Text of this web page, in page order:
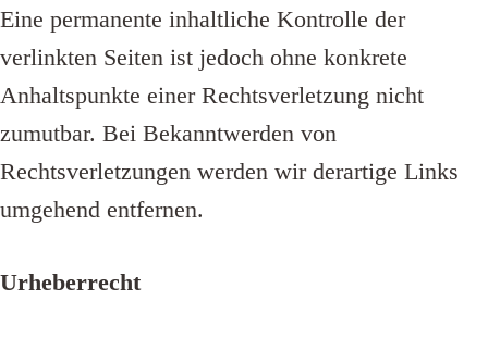
Eine permanente inhaltliche Kontrolle der
verlinkten Seiten ist jedoch ohne konkrete
Anhaltspunkte einer Rechtsverletzung nicht
zumutbar. Bei Bekanntwerden von
Rechtsverletzungen werden wir derartige Links
umgehend entfernen.
Urheberrecht